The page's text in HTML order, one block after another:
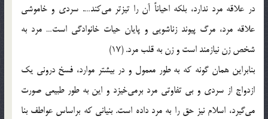
در علاقه مرد ندارد، بلکه احیاناً آن را تیزتر می‌کند…. سردی و خاموشی
علاقه مرد، مرگ پیوند زناشویی و پایان حیات خانوادگی است… مرد به
شخص زن نیازمند است و زن به قلب مرد. (17)
بنابراین همان گونه که به طور معمول و در بیشتر موارد، فسخ درونی یک
ازدواج از سردی و بی تفاوتی مرد برمی‌خیزد و این به طور طبیعی صورت
می‌گیرد، اسلام نیز حق را به مرد داده است. بنیانی که براساس عواطف بنا